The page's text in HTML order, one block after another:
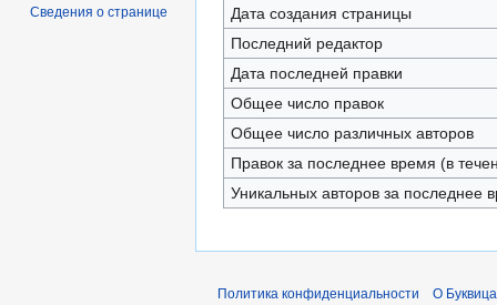
Дата создания страницы
Последний редактор
Дата последней правки
Общее число правок
Общее число различных авторов
Правок за последнее время (в
Уникальных авторов за последнее
Сведения о странице
Политика конфиденциальности О Буквица